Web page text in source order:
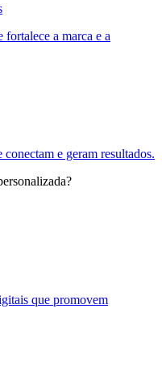
a marca e a
e geram resultados.
que promovem